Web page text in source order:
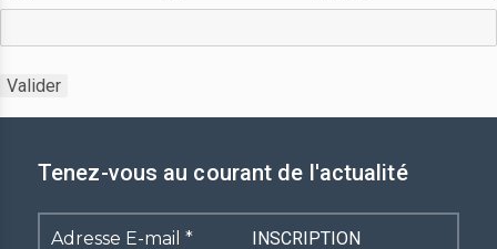
Tenez-vous au courant de l'actualité
Adresse